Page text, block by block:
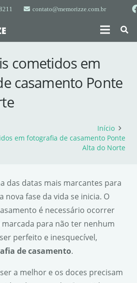
contato@memorizze.com.br
cometidos em
casamento Ponte
Início
em fotografia de casamento Ponte
Alta do Norte
das datas mais marcantes para
nova fase da vida se inicia. O
é necessário ocorrer
para não ter nenhum
perfeito e inesquecível,
de casamento.
a melhor e os doces precisam